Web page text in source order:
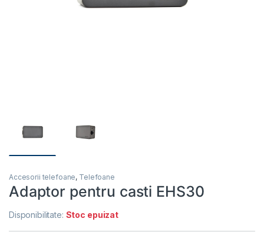
Accesorii telefoane, Telefoane
Adaptor pentru casti EHS30
Disponibilitate: Stoc epuizat